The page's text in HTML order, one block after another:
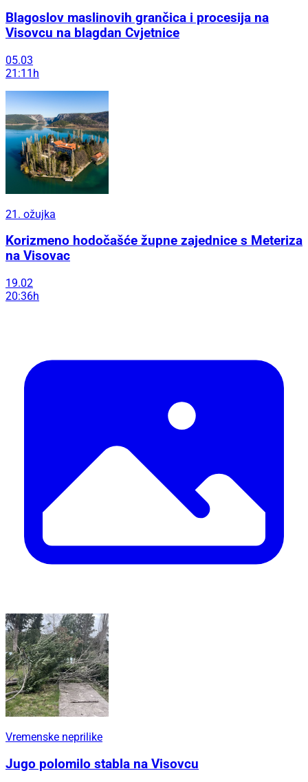
Blagoslov maslinovih grančica i procesija na
Visovcu na blagdan Cvjetnice
05.03
21:11h
21. ožujka
Korizmeno hodočašće župne zajednice s Meteriza
na Visovac
19.02
20:36h
Vremenske neprilike
Jugo polomilo stabla na Visovcu